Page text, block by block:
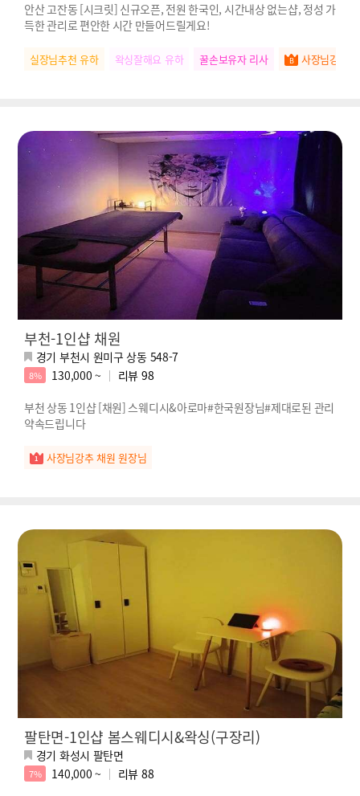
안산 고잔동 [시크릿] 신규오픈, 전원 한국인, 시간내상 없는샵, 정성 가
득한 관리로 편안한 시간 만들어드릴게요!
실장님추천 유하 왁싱잘해요 유하 꿀손보유자 리사 사장님강추
부천-1인샵 채원
경기 부천시 원미구 상동 548-7
8% 130,000 ~ 리뷰 98
부천 상동 1인샵 [채원] 스웨디시&아로마#한국원장님#제대로된 관리
약속드립니다
사장님강추 채원 원장님
팔탄면-1인샵 봄스웨디시&왁싱(구장리)
경기 화성시 팔탄면
7% 140,000 ~ 리뷰 88